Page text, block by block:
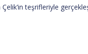
Çelik’in teşrifleriyle